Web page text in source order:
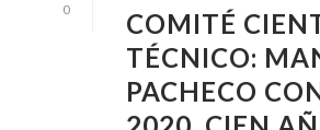
0
COMITÉ
TÉCNICO:
PACHECO